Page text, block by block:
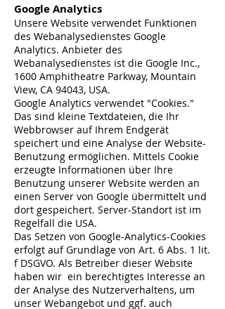
Google Analytics
Unsere Website verwendet Funktionen
des Webanalysedienstes Google
Analytics. Anbieter des
Webanalysedienstes ist die Google Inc.,
1600 Amphitheatre Parkway, Mountain
View, CA 94043, USA.
Google Analytics verwendet "Cookies."
Das sind kleine Textdateien, die Ihr
Webbrowser auf Ihrem Endgerät
speichert und eine Analyse der Website-
Benutzung ermöglichen. Mittels Cookie
erzeugte Informationen über Ihre
Benutzung unserer Website werden an
einen Server von Google übermittelt und
dort gespeichert. Server-Standort ist im
Regelfall die USA.
Das Setzen von Google-Analytics-Cookies
erfolgt auf Grundlage von Art. 6 Abs. 1 lit.
f DSGVO. Als Betreiber dieser Website
haben wir ein berechtigtes Interesse an
der Analyse des Nutzerverhaltens, um
unser Webangebot und ggf. auch